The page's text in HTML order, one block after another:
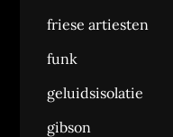
friese artiesten
funk
geluidsisolatie
gibson